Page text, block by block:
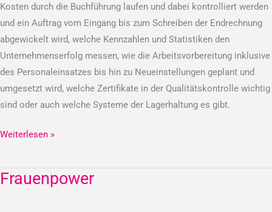
Kosten durch die Buchführung laufen und dabei kontrolliert werden
und ein Auftrag vom Eingang bis zum Schreiben der Endrechnung
abgewickelt wird, welche Kennzahlen und Statistiken den
Unternehmenserfolg messen, wie die Arbeitsvorbereitung inklusive
des Personaleinsatzes bis hin zu Neueinstellungen geplant und
umgesetzt wird, welche Zertifikate in der Qualitätskontrolle wichtig
sind oder auch welche Systeme der Lagerhaltung es gibt.
Weiterlesen »
Frauenpower
Frauenpower